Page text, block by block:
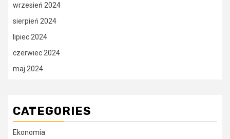
wrzesień 2024
sierpień 2024
lipiec 2024
czerwiec 2024
maj 2024
CATEGORIES
Ekonomia